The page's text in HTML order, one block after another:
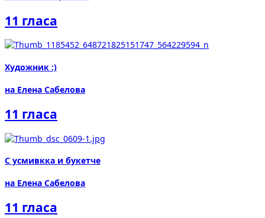
11 гласа
Художник :)
на Елена Сабелова
11 гласа
С усмивкка и букетче
на Елена Сабелова
11 гласа